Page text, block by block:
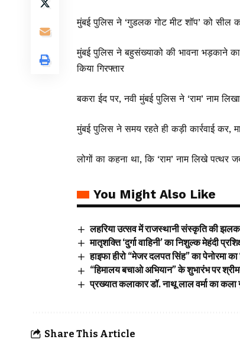
मुंबई पुलिस ने ‘गुडलक गोट मीट शॉप’ को सील
मुंबई पुलिस ने बहुसंख्याको की भावना भड़काने
किया गिरफ्तार
बकरा ईद पर, नवी मुंबई पुलिस ने ‘राम’ नाम
मुंबई पुलिस ने समय रहते ही कड़ी कार्रवाई कर,
लोगों का कहना था, कि ‘राम’ नाम लिखे पत्थर
You Might Also Like
लहरिया उत्सव में राजस्थानी संस्कृति की झलक:
मातृशक्ति ‘दुर्गा वाहिनी’ का निशुल्क मेहंदी
हाइफा हीरो “मेजर दलपत सिंह” का पेनोरमा का
“हिमालय बचाओ अभियान” के शुभारंभ पर
प्रख्यात कलाकार डॉ. नाथू लाल वर्मा का
Share This Article